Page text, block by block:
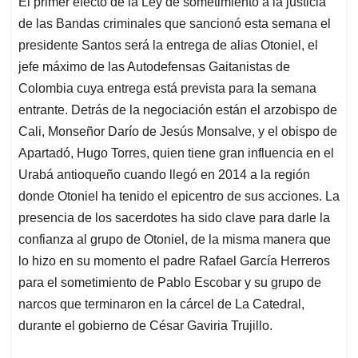
s
A
p
p
b
o
o
k
e
d
I
n
l
a
d
s
de las Bandas criminales que sancionó esta semana el
presidente Santos será la entrega de alias Otoniel, el
jefe máximo de las Autodefensas Gaitanistas de
Colombia cuya entrega está prevista para la semana
entrante. Detrás de la negociación están el arzobispo de
Cali, Monseñor Darío de Jesús Monsalve, y el obispo de
Apartadó, Hugo Torres, quien tiene gran influencia en el
Urabá antioqueño cuando llegó en 2014 a la región
donde Otoniel ha tenido el epicentro de sus acciones. La
presencia de los sacerdotes ha sido clave para darle la
confianza al grupo de Otoniel, de la misma manera que
lo hizo en su momento el padre Rafael García Herreros
para el sometimiento de Pablo Escobar y su grupo de
narcos que terminaron en la cárcel de La Catedral,
durante el gobierno de César Gaviria Trujillo.